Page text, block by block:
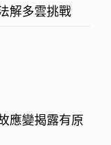
解多雲挑戰
應變揭露有原